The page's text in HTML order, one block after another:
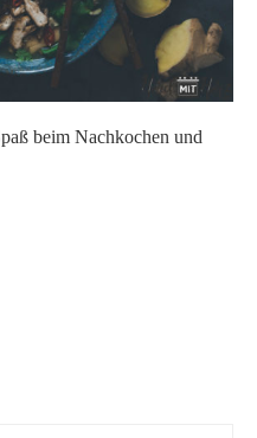
beim Nachkochen und